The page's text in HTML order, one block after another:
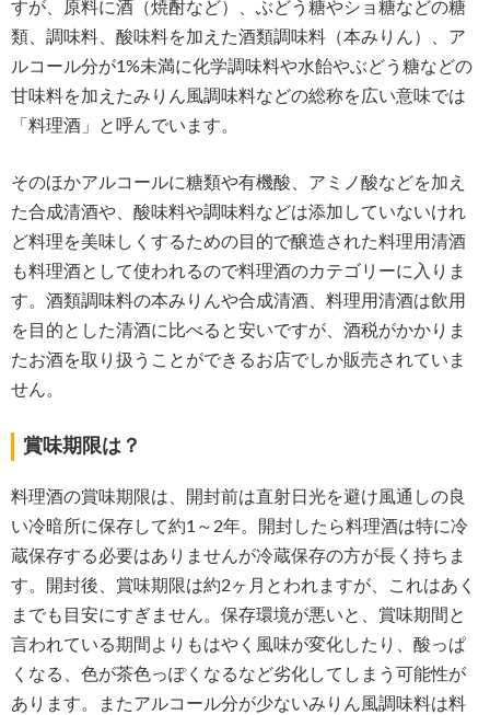
すが、原料に酒（焼酎など）、ぶどう糖やショ糖などの糖
類、調味料、酸味料を加えた酒類調味料（本みりん）、ア
ルコール分が1%未満に化学調味料や水飴やぶどう糖などの
甘味料を加えたみりん風調味料などの総称を広い意味では
「料理酒」と呼んでいます。
そのほかアルコールに糖類や有機酸、アミノ酸などを加え
た合成清酒や、酸味料や調味料などは添加していないけれ
ど料理を美味しくするための目的で醸造された料理用清酒
も料理酒として使われるので料理酒のカテゴリーに入りま
す。酒類調味料の本みりんや合成清酒、料理用清酒は飲用
を目的とした清酒に比べると安いですが、酒税がかかりま
たお酒を取り扱うことができるお店でしか販売されていま
せん。
賞味期限は？
料理酒の賞味期限は、開封前は直射日光を避け風通しの良
い冷暗所に保存して約1～2年。開封したら料理酒は特に冷
蔵保存する必要はありませんが冷蔵保存の方が長く持ちま
す。開封後、賞味期限は約2ヶ月とわれますが、これはあく
までも目安にすぎません。保存環境が悪いと、賞味期間と
言われている期間よりもはやく風味が変化したり、酸っぱ
くなる、色が茶色っぽくなるなど劣化してしまう可能性が
あります。またアルコール分が少ないみりん風調味料は料